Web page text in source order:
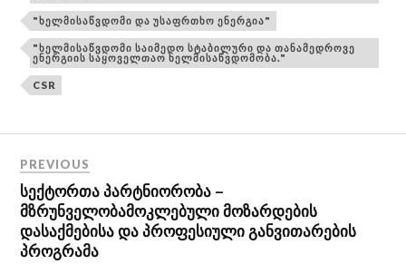
"ᲮᲔᲚᲛᲘᲡᲐᲬᲕᲓᲝᲛᲘ ᲓᲐ ᲣᲡᲐᲤᲠᲗᲮᲝ ᲔᲜᲔᲠᲒᲘᲐ"
"ᲮᲔᲚᲛᲘᲡᲐᲬᲕᲓᲝᲛᲘ ᲡᲐᲘᲛᲔᲓᲝ ᲡᲢᲐᲑᲘᲚᲣᲠᲘ ᲓᲐ ᲗᲐᲜᲐᲛᲔᲓᲠᲝᲕᲔ
ᲔᲜᲔᲠᲒᲘᲘᲡ ᲡᲐᲧᲝᲕᲔᲚᲗᲐᲝ ᲮᲔᲚᲛᲘᲡᲐᲬᲕᲓᲝᲛᲝᲑᲐ."
CSR
PREVIOUS
სექტორთა პარტნიორობა –
მზრუნველობამოკლებული მოზარდების
დასაქმებისა და პროფესიული განვითარების
პროგრამა